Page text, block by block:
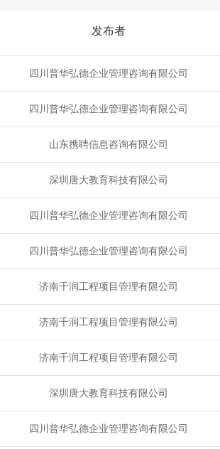
发布者
四川普华弘德企业管理咨询有限公司
四川普华弘德企业管理咨询有限公司
山东携聘信息咨询有限公司
深圳唐大教育科技有限公司
四川普华弘德企业管理咨询有限公司
四川普华弘德企业管理咨询有限公司
济南千润工程项目管理有限公司
济南千润工程项目管理有限公司
济南千润工程项目管理有限公司
深圳唐大教育科技有限公司
四川普华弘德企业管理咨询有限公司